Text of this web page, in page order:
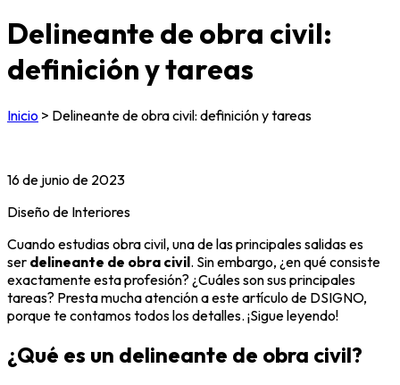
Delineante de obra civil:
definición y tareas
Inicio > Delineante de obra civil: definición y tareas
16 de junio de 2023
Diseño de Interiores
Cuando estudias obra civil, una de las principales salidas es
ser delineante de obra civil. Sin embargo, ¿en qué consiste
exactamente esta profesión? ¿Cuáles son sus principales
tareas? Presta mucha atención a este artículo de DSIGNO,
porque te contamos todos los detalles. ¡Sigue leyendo!
¿Qué es un delineante de obra civil?